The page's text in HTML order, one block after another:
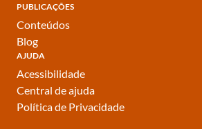
PUBLICAÇÕES
Conteúdos
Blog
AJUDA
Acessibilidade
Central de ajuda
Política de Privacidade